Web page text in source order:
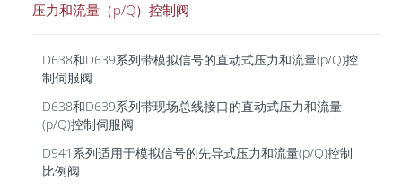
压力和流量（p/Q）控制阀
D638和D639系列带模拟信号的直动式压力和流量(p/Q)控
制伺服阀
D638和D639系列带现场总线接口的直动式压力和流量
(p/Q)控制伺服阀
D941系列适用于模拟信号的先导式压力和流量(p/Q)控制
比例阀